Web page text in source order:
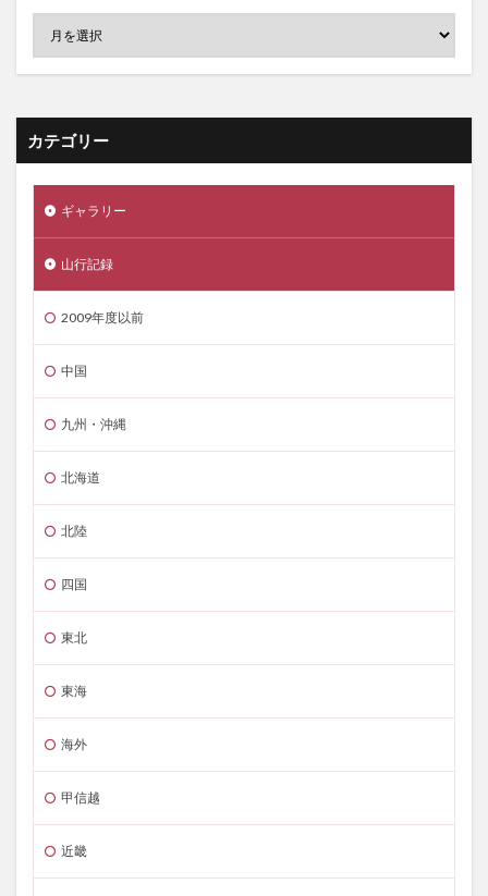
カテゴリー
ギャラリー
山行記録
2009年度以前
中国
九州・沖縄
北海道
北陸
四国
東北
東海
海外
甲信越
近畿